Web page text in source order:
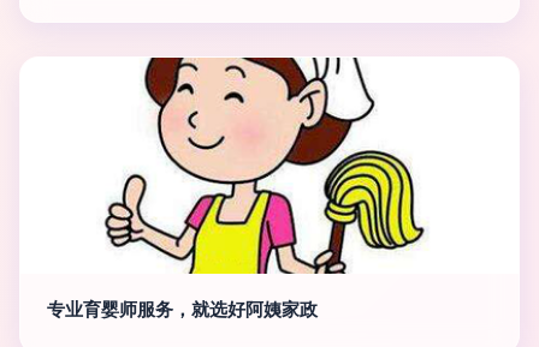
专业育婴师服务，就选好阿姨家政